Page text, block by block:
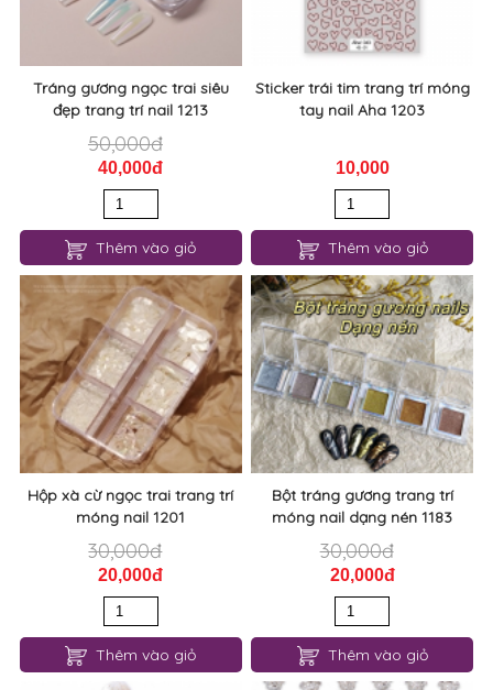
Tráng gương ngọc trai siêu
đẹp trang trí nail 1213
50,000đ
40,000đ
Thêm vào giỏ
Sticker trái tim trang trí móng
tay nail Aha 1203
10,000
Thêm vào giỏ
Hộp xà cừ ngọc trai trang trí
móng nail 1201
30,000đ
20,000đ
Thêm vào giỏ
Bột tráng gương trang trí
móng nail dạng nén 1183
30,000đ
20,000đ
Thêm vào giỏ